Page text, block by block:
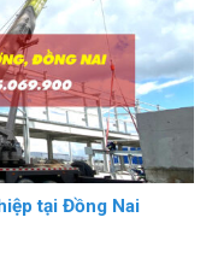
tại Đồng Nai